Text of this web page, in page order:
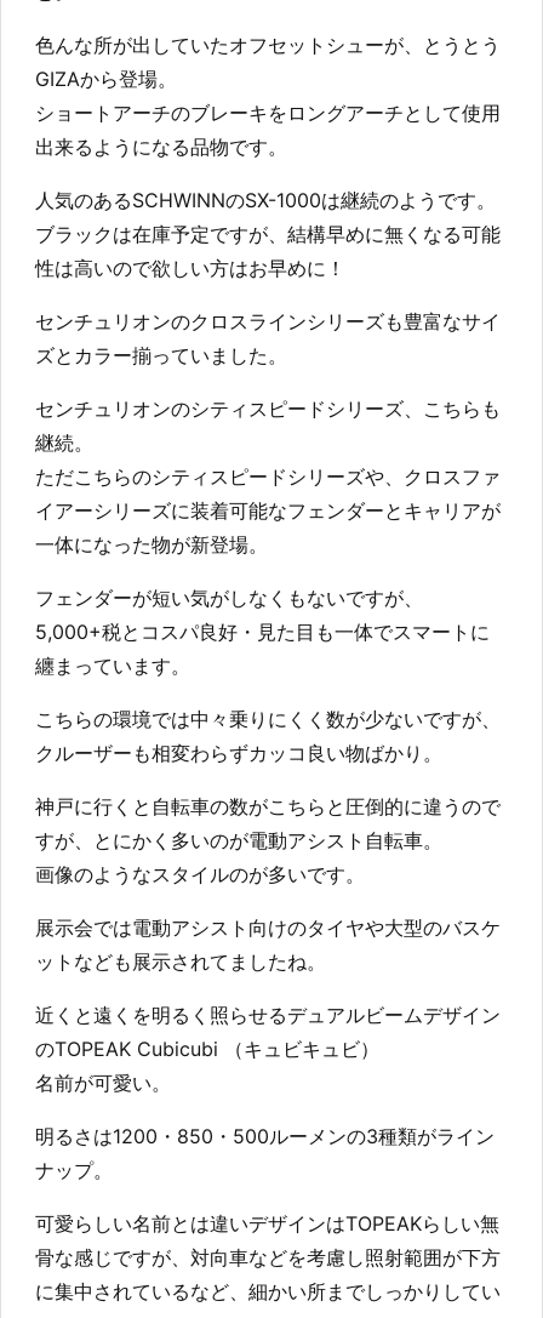
色んな所が出していたオフセットシューが、とうとう
GIZAから登場。
ショートアーチのブレーキをロングアーチとして使用
出来るようになる品物です。
人気のあるSCHWINNのSX-1000は継続のようです。
ブラックは在庫予定ですが、結構早めに無くなる可能
性は高いので欲しい方はお早めに！
センチュリオンのクロスラインシリーズも豊富なサイ
ズとカラー揃っていました。
センチュリオンのシティスピードシリーズ、こちらも
継続。
ただこちらのシティスピードシリーズや、クロスファ
イアーシリーズに装着可能なフェンダーとキャリアが
一体になった物が新登場。
フェンダーが短い気がしなくもないですが、
5,000+税とコスパ良好・見た目も一体でスマートに
纏まっています。
こちらの環境では中々乗りにくく数が少ないですが、
クルーザーも相変わらずカッコ良い物ばかり。
神戸に行くと自転車の数がこちらと圧倒的に違うので
すが、とにかく多いのが電動アシスト自転車。
画像のようなスタイルのが多いです。
展示会では電動アシスト向けのタイヤや大型のバスケ
ットなども展示されてましたね。
近くと遠くを明るく照らせるデュアルビームデザイン
のTOPEAK Cubicubi （キュビキュビ）
名前が可愛い。
明るさは1200・850・500ルーメンの3種類がライン
ナップ。
可愛らしい名前とは違いデザインはTOPEAKらしい無
骨な感じですが、対向車などを考慮し照射範囲が下方
に集中されているなど、細かい所までしっかりしてい